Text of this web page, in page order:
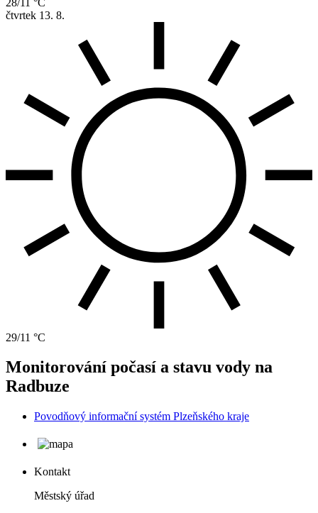
čtvrtek 13. 8.
29/11 °C
Monitorování počasí a stavu vody na
Radbuze
Povodňový informační systém Plzeňského kraje
Kontakt
Městský úřad